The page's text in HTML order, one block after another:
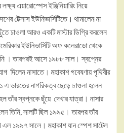
এয়ারোস্পেস ইঞ্জিনিয়ারিং নিয়ে
টেক্সাস ইউনিভার্সিটিতে। থামালেন না
চাওলা আরও একটি মাস্টার ডিগ্রি করলেন
ইউনিভার্সিটি অফ কলেরাডো থেকে
। তারপরই আসে ১৯৮৮ সাল। স্বপ্নের
দিলেন নাসাতে। মহাকাশ গবেষণায় পৃথিবীর
ভারতের নাগরিকত্ব ছেড়ে চাওলা হলেন
তাঁর স্বপ্নকে ছুঁয়ে দেখার যাত্রা। নাসার
তিনি, সালটি ছিল ১৯৯৫। তারপর তাঁর
১৯৯৭ সালে। মহাকাশ যান স্পেশ সাটেল